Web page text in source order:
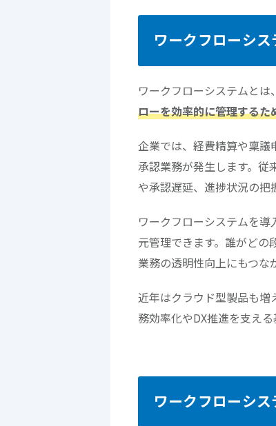
ワークフローシス
ワークフローシステムとは、
ローを効率的に管理するた
企業では、経費精算や稟議
承認業務が発生します。従
や承認遅延、進捗状況の把
ワークフローシステムを
元管理できます。誰がどの
業務の透明性向上にもつな
近年はクラウド型製品も
務効率化やDX推進を支え
ワークフローシ